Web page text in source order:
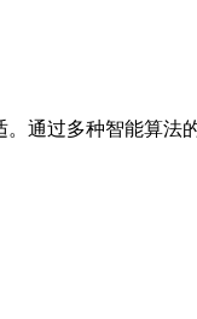
通过多种智能算法